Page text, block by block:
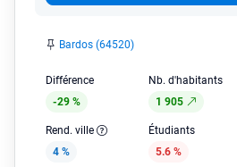
Bardos (64520)
Différence
-29 %
Nb. d'habitants
1 905
Rend. ville
4 %
Étudiants
5.6 %